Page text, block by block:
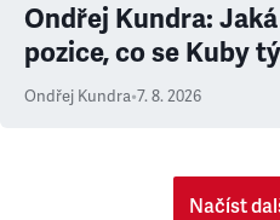
Ondřej Kundra:
pozice, co se Kuby
Ondřej Kundra•7. 8. 2026
Načíst